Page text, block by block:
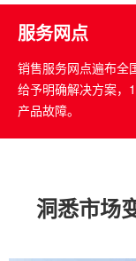
服务网点
销售服务网点遍布全
给予明确解决方案，
产品故障。
洞悉市场